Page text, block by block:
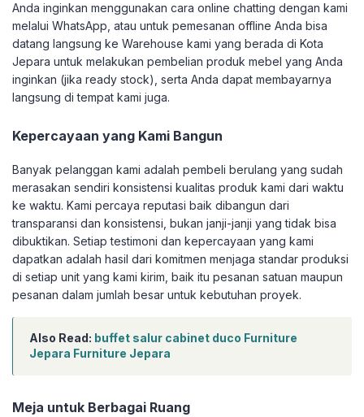
Anda inginkan menggunakan cara online chatting dengan kami
melalui WhatsApp, atau untuk pemesanan offline Anda bisa
datang langsung ke Warehouse kami yang berada di Kota
Jepara untuk melakukan pembelian produk mebel yang Anda
inginkan (jika ready stock), serta Anda dapat membayarnya
langsung di tempat kami juga.
Kepercayaan yang Kami Bangun
Banyak pelanggan kami adalah pembeli berulang yang sudah
merasakan sendiri konsistensi kualitas produk kami dari waktu
ke waktu. Kami percaya reputasi baik dibangun dari
transparansi dan konsistensi, bukan janji-janji yang tidak bisa
dibuktikan. Setiap testimoni dan kepercayaan yang kami
dapatkan adalah hasil dari komitmen menjaga standar produksi
di setiap unit yang kami kirim, baik itu pesanan satuan maupun
pesanan dalam jumlah besar untuk kebutuhan proyek.
Also Read: buffet salur cabinet duco Furniture
Jepara Furniture Jepara
Meja untuk Berbagai Ruang